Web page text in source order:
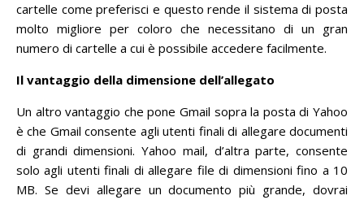
cartelle come preferisci e questo rende il sistema di posta
molto migliore per coloro che necessitano di un gran
numero di cartelle a cui è possibile accedere facilmente.
Il vantaggio della dimensione dell’allegato
Un altro vantaggio che pone Gmail sopra la posta di Yahoo
è che Gmail consente agli utenti finali di allegare documenti
di grandi dimensioni.Yahoo mail, d’altra parte, consente
solo agli utenti finali di allegare file di dimensioni fino a 10
MB. Se devi allegare un documento più grande, dovrai